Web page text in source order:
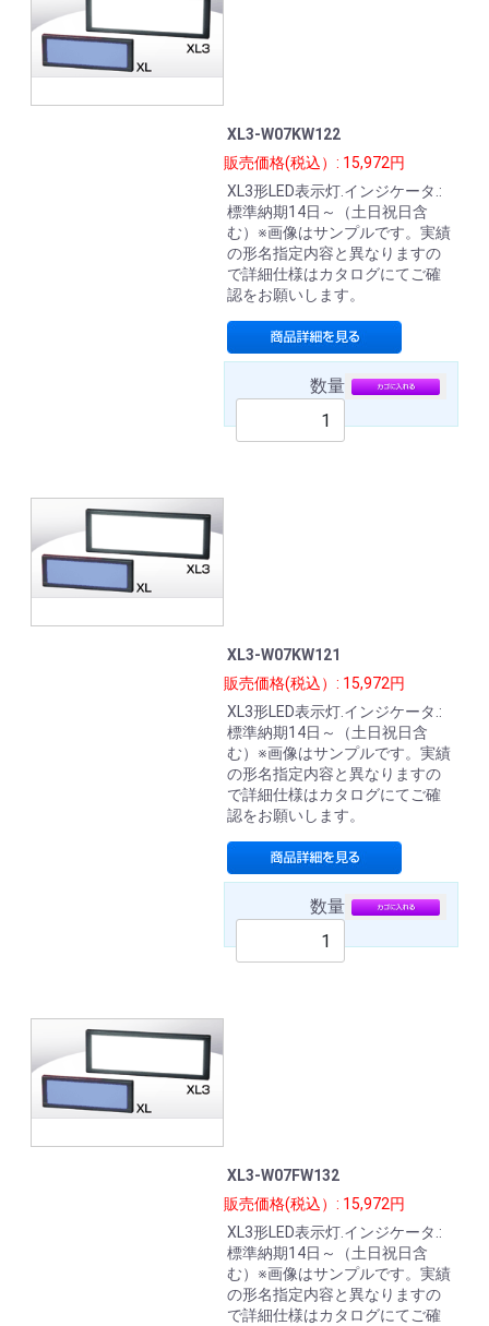
XL3-W07KW122
販売価格(税込）: 15,972円
XL3形LED表示灯.インジケータ.:
標準納期14日～（土日祝日含
む）※画像はサンプルです。実績
の形名指定内容と異なりますの
で詳細仕様はカタログにてご確
認をお願いします。
数量
XL3-W07KW121
販売価格(税込）: 15,972円
XL3形LED表示灯.インジケータ.:
標準納期14日～（土日祝日含
む）※画像はサンプルです。実績
の形名指定内容と異なりますの
で詳細仕様はカタログにてご確
認をお願いします。
数量
XL3-W07FW132
販売価格(税込）: 15,972円
XL3形LED表示灯.インジケータ.:
標準納期14日～（土日祝日含
む）※画像はサンプルです。実績
の形名指定内容と異なりますの
で詳細仕様はカタログにてご確